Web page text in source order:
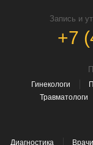
Запись и
+7
Гинекологи
Травматологи
Диагностика Врачи